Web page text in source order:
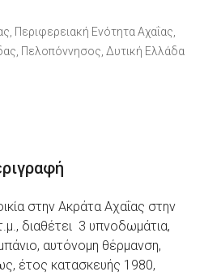
Περιφερειακή Ενότητα Αχαΐας,
Πελοπόννησος, Δυτική Ελλάδα
στην Ακράτα Αχαΐας στην
διαθέτει 3 υπνοδωμάτια,
αυτόνομη θέρμανση,
έτος κατασκευής 1980,